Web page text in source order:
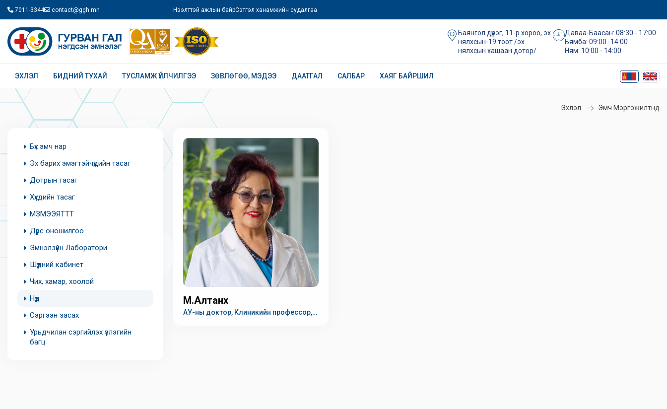
7011-3344 contact@ggh.mn Нээлттэй ажлын байрСэтгэл ханамжийн судалгаа
Баянгол дүүрэг, 11-р хороо, эх
нялхсын-19 тоот /эх
нялхсын хашаан дотор/
Даваа-Баасан: 08:30 - 17:00
Бямба: 09:00 -14:00
Ням: 10:00 - 14:00
ЭХЛЭЛ БИДНИЙ ТУХАЙ ТУСЛАМЖ ҮЙЛЧИЛГЭЭ ЗӨВЛӨГӨӨ, МЭДЭЭ ДААТГАЛ САЛБАР ХАЯГ БАЙРШИЛ
Эхлэл Эмч Мэргэжилтнүүд
М.Алтанхүү
АУ-ны доктор, Клиникийн профессор,
Бүх эмч нар
Эх барих эмэгтэйчүүдийн тасаг
Дотрын тасаг
Хүүхдийн тасаг
МЗМЭЭЯТТТ
Дүрс оношилгоо
Эмнэлзүйн Лаборатори
Шүдний кабинет
Чих, хамар, хоолой
Нүд
Сэргээн засах
Урьдчилан сэргийлэх үзлэгийн
багц